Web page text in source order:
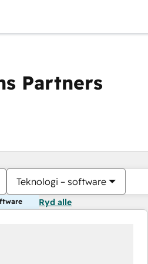
Partners
Teknologi – software
Ryd alle